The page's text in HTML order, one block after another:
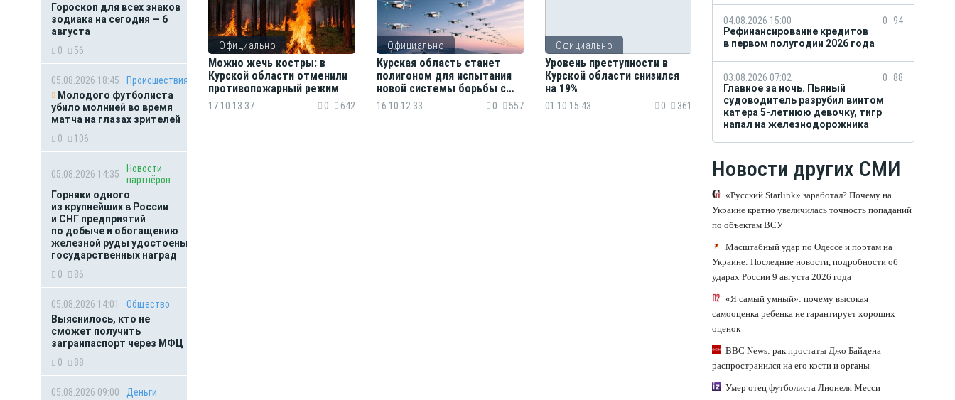
Гороскоп для всех знаков
зодиака на сегодня — 6
августа
0
56
05.08.2026 18:45
Происшествия
Молодого футболиста
убило молнией во время
матча на глазах зрителей
0
106
05.08.2026 14:35
Новости
партнёров
Горняки одного
из крупнейших в России
и СНГ предприятий
по добыче и обогащению
железной руды удостоены
государственных наград
0
86
05.08.2026 14:01
Общество
Выяснилось, кто не
сможет получить
загранпаспорт через МФЦ
0
88
05.08.2026 09:00
Деньги
Официально
Можно жечь костры: в
Курской области отменили
противопожарный режим
17.10 13:37 0 642
Официально
Курская область станет
полигоном для испытания
новой системы борьбы с
дронами
16.10 12:33 0 557
Официально
Уровень преступности в
Курской области снизился
на 19%
01.10 15:43 0 361
04.08.2026 15:00 0
94
Рефинансирование кредитов
в первом полугодии 2026 года
03.08.2026 07:02 0
88
Главное за ночь. Пьяный
судоводитель разрубил винтом
катера 5-летнюю девочку, тигр
напал на железнодорожника
Новости других СМИ
«Русский Starlink» заработал? Почему на
Украине кратно увеличилась точность попаданий
по объектам ВСУ
Масштабный удар по Одессе и портам на
Украине: Последние новости, подробности об
ударах России 9 августа 2026 года
«Я самый умный»: почему высокая
самооценка ребенка не гарантирует хороших
оценок
BBC News: рак простаты Джо Байдена
распространился на его кости и органы
Умер отец футболиста Лионеля Месси